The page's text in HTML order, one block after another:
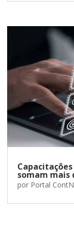
somam mais
por Portal